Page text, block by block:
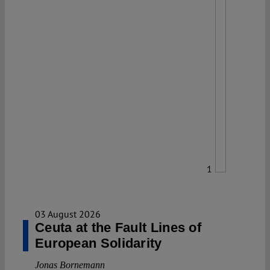
1
03 August 2026
Ceuta at the Fault Lines of
European Solidarity
Jonas Bornemann